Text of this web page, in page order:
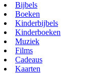
Bijbels
Boeken
Kinderbijbels
Kinderboeken
Muziek
Films
Cadeaus
Kaarten